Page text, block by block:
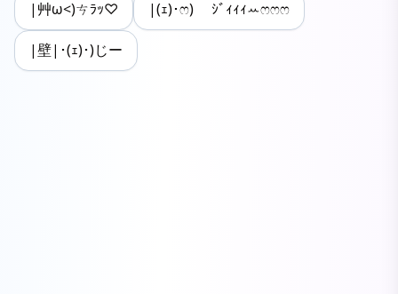
|艸ω<)ㄘﾗｯ♡ |(ｪ)･ෆ) ｼﾞｨｨｨꕀෆෆෆ
|壁|･(ｪ)･)じー